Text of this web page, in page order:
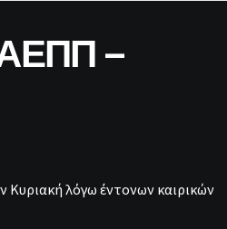
ΑΕΠΠ –
λόγω έντονων καιρικών